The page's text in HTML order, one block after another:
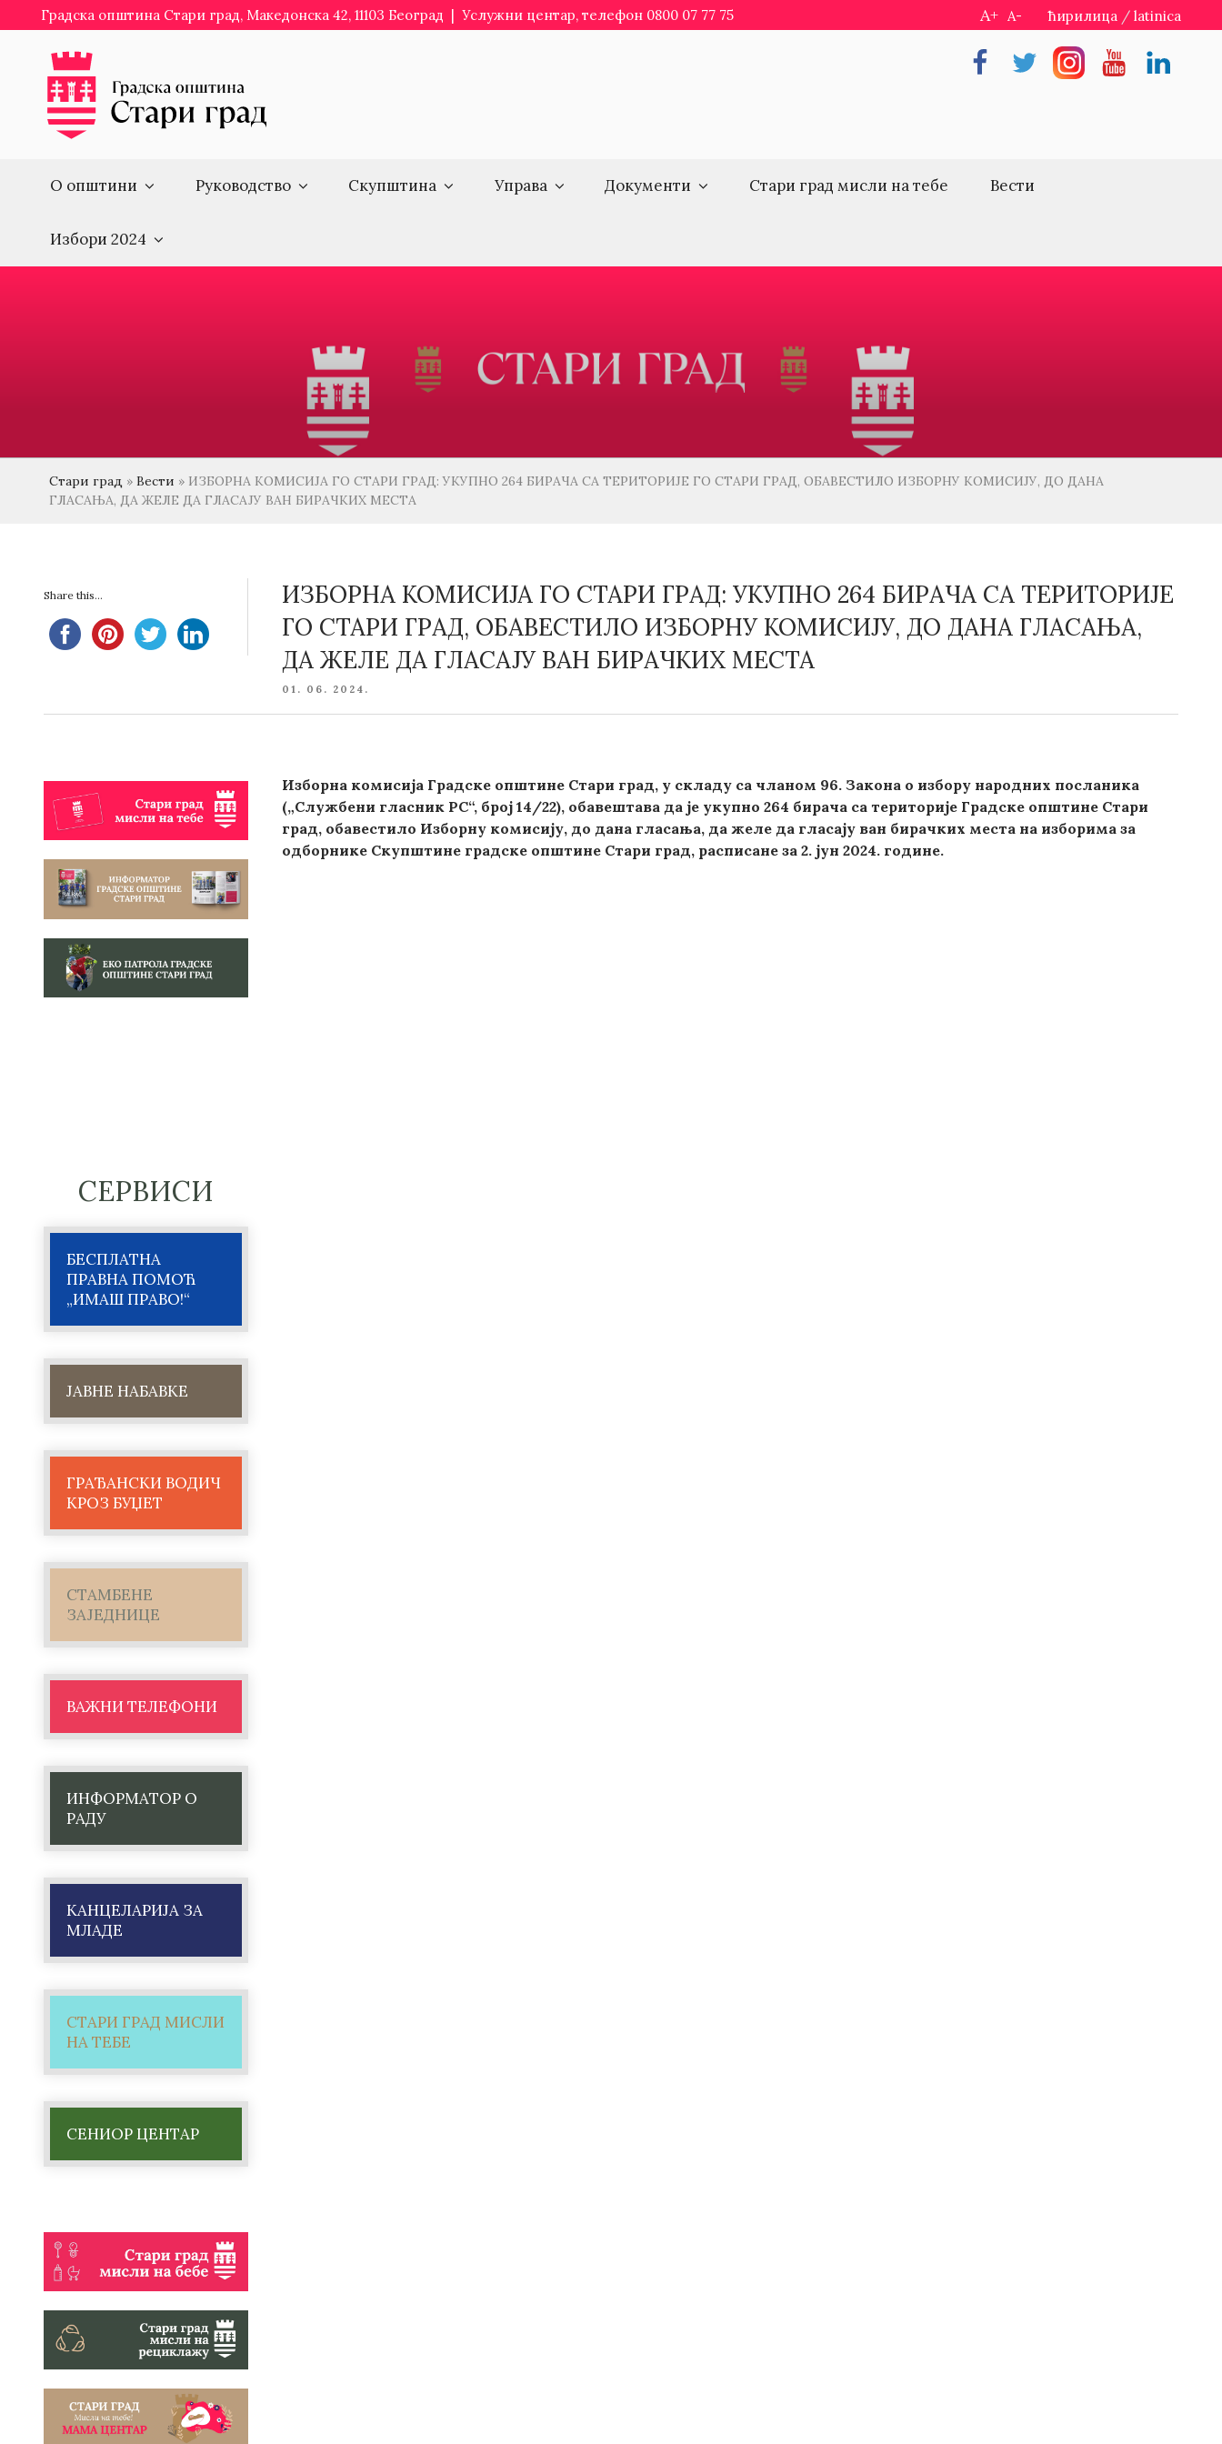
to
content
Градска општина Стари град, Македонска 42, 11103 Београд | Услужни центар, телефон 0800 07 77 75 A+ A- ћирилица / latinica
FacebookTwitterInstragramYoutubeLinkedin
О општини Руководство Скупштина Управа Документи Стари град мисли на тебе Вести
Избори 2024
Стари град » Вести » ИЗБОРНА КОМИСИЈА ГО СТАРИ ГРАД: УКУПНО 264 БИРАЧА СA ТЕРИТОРИЈE ГO СТАРИ ГРАД, ОБАВЕСТИЛО ИЗБОРНУ КОМИСИЈУ, ДО ДАНА
ГЛАСАЊА, ДА ЖЕЛЕ ДА ГЛАСАЈУ ВАН БИРАЧКИХ МЕСТА
Share this...
ИЗБОРНА КОМИСИЈА ГО СТАРИ ГРАД: УКУПНО 264 БИРАЧА СA ТЕРИТОРИЈE
ГO СТАРИ ГРАД, ОБАВЕСТИЛО ИЗБОРНУ КОМИСИЈУ, ДО ДАНА ГЛАСАЊА,
ДА ЖЕЛЕ ДА ГЛАСАЈУ ВАН БИРАЧКИХ МЕСТА
POSTED
01. 06. 2024.
СЕРВИСИ
БЕСПЛАТНА
ПРАВНА ПОМОЋ
„ИМАШ ПРАВО!“
ЈАВНЕ НАБАВКЕ
ГРАЂАНСКИ ВОДИЧ
КРОЗ БУЏЕТ
СТАМБЕНЕ
ЗАЈЕДНИЦЕ
ВАЖНИ ТЕЛЕФОНИ
ИНФОРМАТОР О
РАДУ
КАНЦЕЛАРИЈА ЗА
МЛАДЕ
СТАРИ ГРАД МИСЛИ
НА ТЕБЕ
СЕНИОР ЦЕНТАР
Изборна комисија Градске општине Стари град, у складу са чланом 96. Закона о избору народних посланика
(„Службени гласник РС“, број 14/22), обавештава да је укупно 264 бирача сa територијe Градске општине Стари
град, обавестило Изборну комисију, до дана гласања, да желе да гласају ван бирачких места на изборима за
одборнике Скупштине градске општине Стари град, расписане за 2. јун 2024. године.